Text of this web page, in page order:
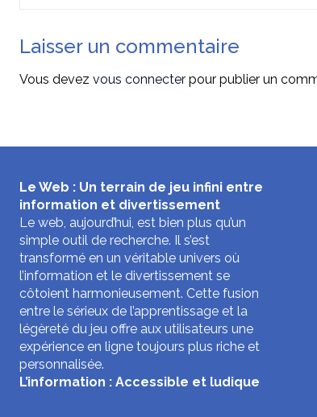
Laisser un commentaire
Vous devez vous connecter pour publier un
Le Web : Un terrain de jeu infini entre
information et divertissement
Le web, aujourd’hui, est bien plus qu’un
simple outil de recherche. Il s’est
transformé en un véritable univers où
l’information et le divertissement se
côtoient harmonieusement. Cette fusion
entre le sérieux de l’apprentissage et la
légèreté du jeu offre aux utilisateurs une
expérience en ligne toujours plus riche et
personnalisée.
L’information : Accessible et ludique